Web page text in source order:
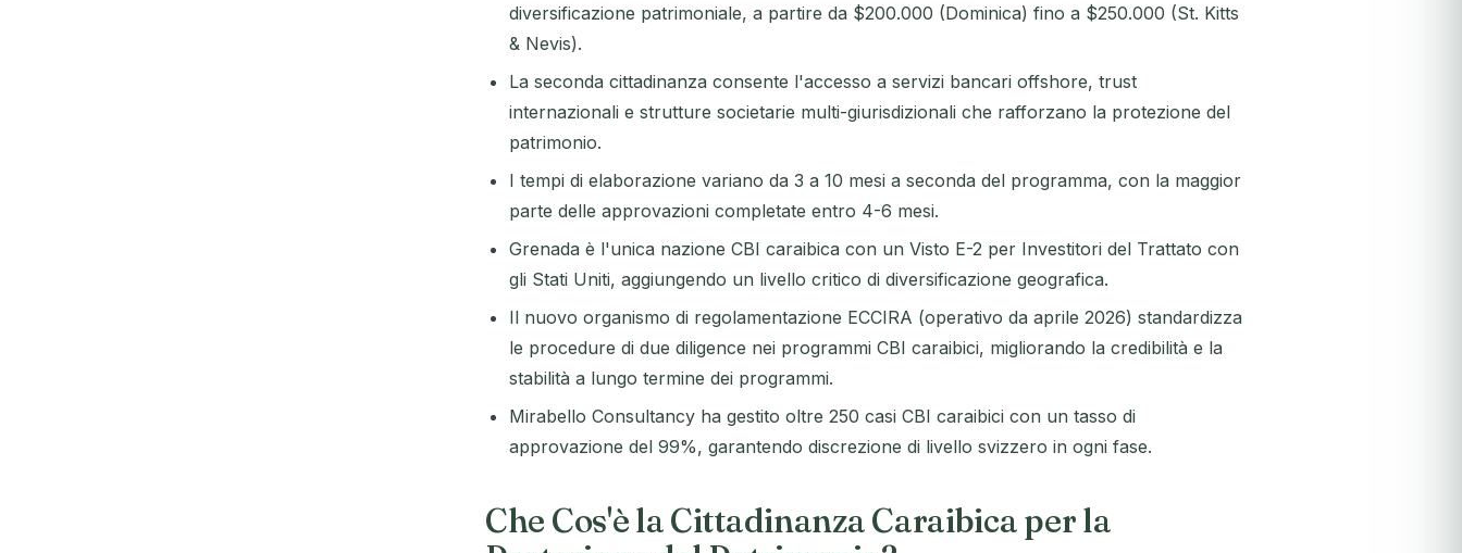
diversificazione patrimoniale, a partire da $200.000 (Dominica) fino a $250.000 (St. Kitts
& Nevis).
La seconda cittadinanza consente l'accesso a servizi bancari offshore, trust
internazionali e strutture societarie multi-giurisdizionali che rafforzano la protezione del
patrimonio.
I tempi di elaborazione variano da 3 a 10 mesi a seconda del programma, con la maggior
parte delle approvazioni completate entro 4-6 mesi.
Grenada è l'unica nazione CBI caraibica con un Visto E-2 per Investitori del Trattato con
gli Stati Uniti, aggiungendo un livello critico di diversificazione geografica.
Il nuovo organismo di regolamentazione ECCIRA (operativo da aprile 2026) standardizza
le procedure di due diligence nei programmi CBI caraibici, migliorando la credibilità e la
stabilità a lungo termine dei programmi.
Mirabello Consultancy ha gestito oltre 250 casi CBI caraibici con un tasso di
approvazione del 99%, garantendo discrezione di livello svizzero in ogni fase.
Che Cos'è la Cittadinanza Caraibica per la